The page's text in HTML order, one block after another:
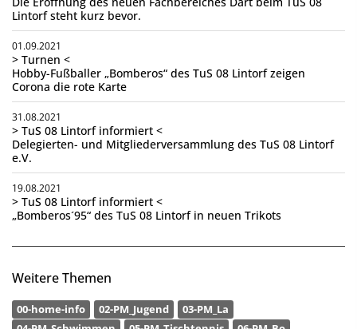
Lintorf steht kurz bevor.
01.09.2021
> Turnen <
Hobby-Fußballer „Bomberos“ des TuS 08 Lintorf zeigen
Corona die rote Karte
31.08.2021
> TuS 08 Lintorf informiert <
Delegierten- und Mitgliederversammlung des TuS 08 Lintorf
e.V.
19.08.2021
> TuS 08 Lintorf informiert <
„Bomberos´95“ des TuS 08 Lintorf in neuen Trikots
Weitere Themen
00-home-info 02-PM_Jugend
03-PM_La